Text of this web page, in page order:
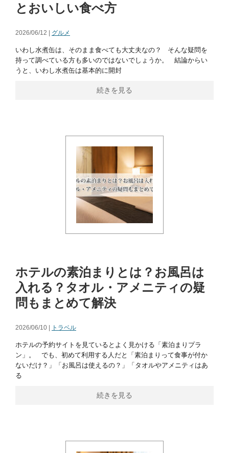
とおいしい食べ方
2026/06/12 | グルメ
いわし水煮缶は、そのまま食べても大丈夫なの？ そんな疑問を
持って調べている方も多いのではないでしょうか。 結論からい
うと、いわし水煮缶は基本的に開封
続きを見る
ホテルの素泊まりとは？お風呂は
入れる？タオル・アメニティの疑
問もまとめて解決
2026/06/10 | トラベル
ホテルの予約サイトを見ているとよく見かける「素泊まりプラ
ン」。 でも、初めて利用する人だと「素泊まりって食事が付か
ないだけ？」「お風呂は使えるの？」「タオルやアメニティはあ
る
続きを見る